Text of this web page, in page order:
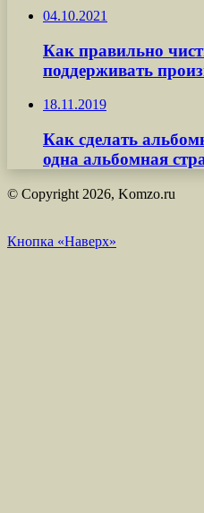
04.10.2021
Как правильно
поддерживать
18.11.2019
Как сделать
одна альбомная
© Copyright 2026, Komzo.ru
Кнопка «Наверх»